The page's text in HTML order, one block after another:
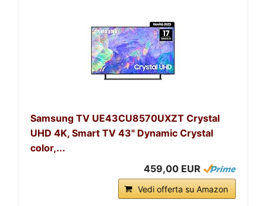
Samsung TV UE43CU8570UXZT Crystal
UHD 4K, Smart TV 43" Dynamic Crystal
color,...
459,00 EUR
Vedi offerta su Amazon